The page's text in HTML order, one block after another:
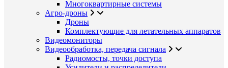
Многоквартирные системы
Агро-дроны
Дроны
Комплектующие для летательных аппаратов
Видеомониторы
Видеообработка, передача сигнала
Радиомосты, точки доступа